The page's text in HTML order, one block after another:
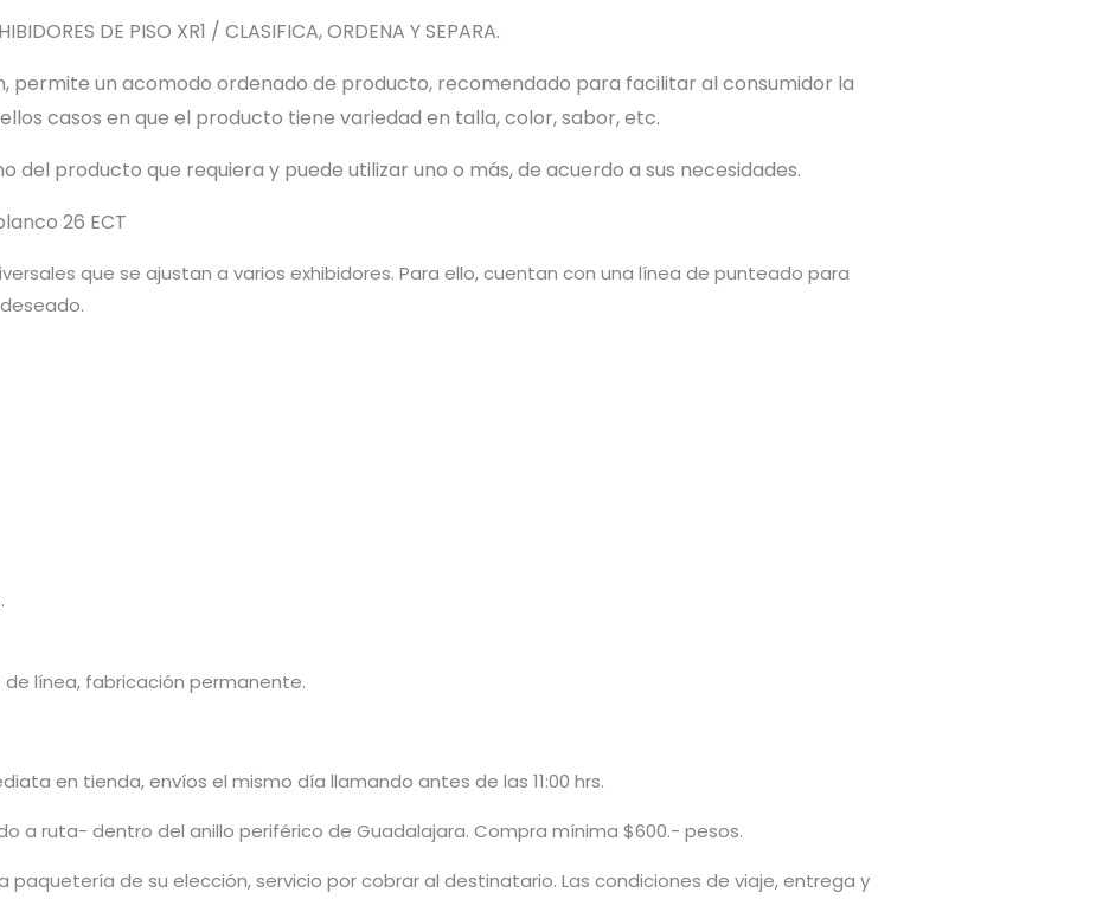
DE PISO XR1 / CLASIFICA, ORDENA Y SEPARA.
permite un acomodo ordenado de producto, recomendado para facilitar al consumidor la
casos en que el producto tiene variedad en talla, color, sabor, etc.
del producto que requiera y puede utilizar uno o más, de acuerdo a sus necesidades.
26 ECT
que se ajustan a varios exhibidores. Para ello, cuentan con una línea de punteado para
de línea, fabricación permanente.
en tienda, envíos el mismo día llamando antes de las 11:00 hrs.
a ruta- dentro del anillo periférico de Guadalajara. Compra mínima $600.- pesos.
paquetería de su elección, servicio por cobrar al destinatario. Las condiciones de viaje, entrega y